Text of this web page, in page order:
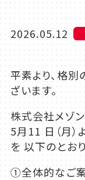
2026.05.12
平素より、格別
ざいます。
株式会社メゾ
5月11 日（月）
を 以下のとお
①全体的な